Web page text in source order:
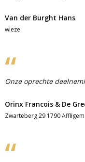
Van der Burght Hans
wieze
Onze oprechte
Orinx Francois & De
Zwarteberg 29 1790 Affligem